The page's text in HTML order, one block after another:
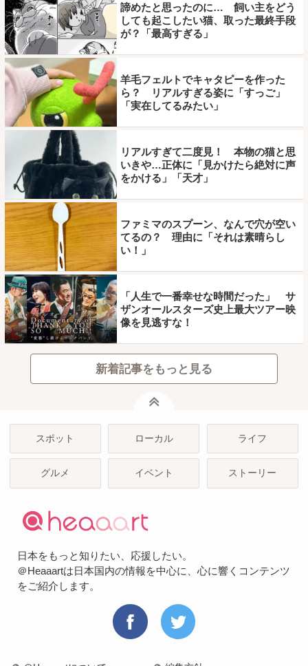
諦めたと思ったのに… 飼い主をどう
しても起こしたい猫、取った最終手段
が？「最高すぎる」
羊毛フェルトでキャタピーを作った
ら？ リアルすぎる姿に「すっご」
「実在してるみたい」
リアルすぎて二度見！ 本物の猫と思
いきや…正体に「見かけたら絶対に声
をかける」「天才」
ファミマのスプーン、なんで穴が空い
てるの？ 理由に「それは素晴らし
い！」
「人生で一番幸せな時間だった」 サ
ザンオールスターズ史上最大ツアー映
像を見逃すな！
新着記事をもっと見る
スポット ローカル ライフ
グルメ イベント ストーリー
日本をもっと知りたい、応援したい。
＠Heaaartは日本国内の情報を中心に、心に響くコンテンツ
をご紹介します。